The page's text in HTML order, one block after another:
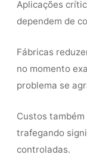
Aplicações
dependem de
Fábricas
no momento
problema se
Custos
trafegando
controladas.